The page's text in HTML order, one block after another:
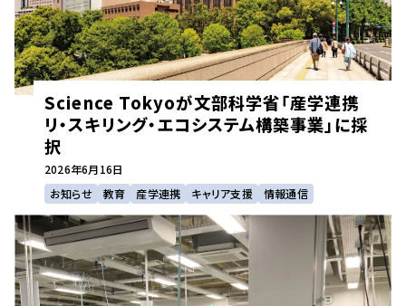
Science Tokyoが文部科学省「産学連携
リ・スキリング・エコシステム構築事業」に採
択
2026年6月16日
お知らせ
教育 産学連携 キャリア支援 情報通信